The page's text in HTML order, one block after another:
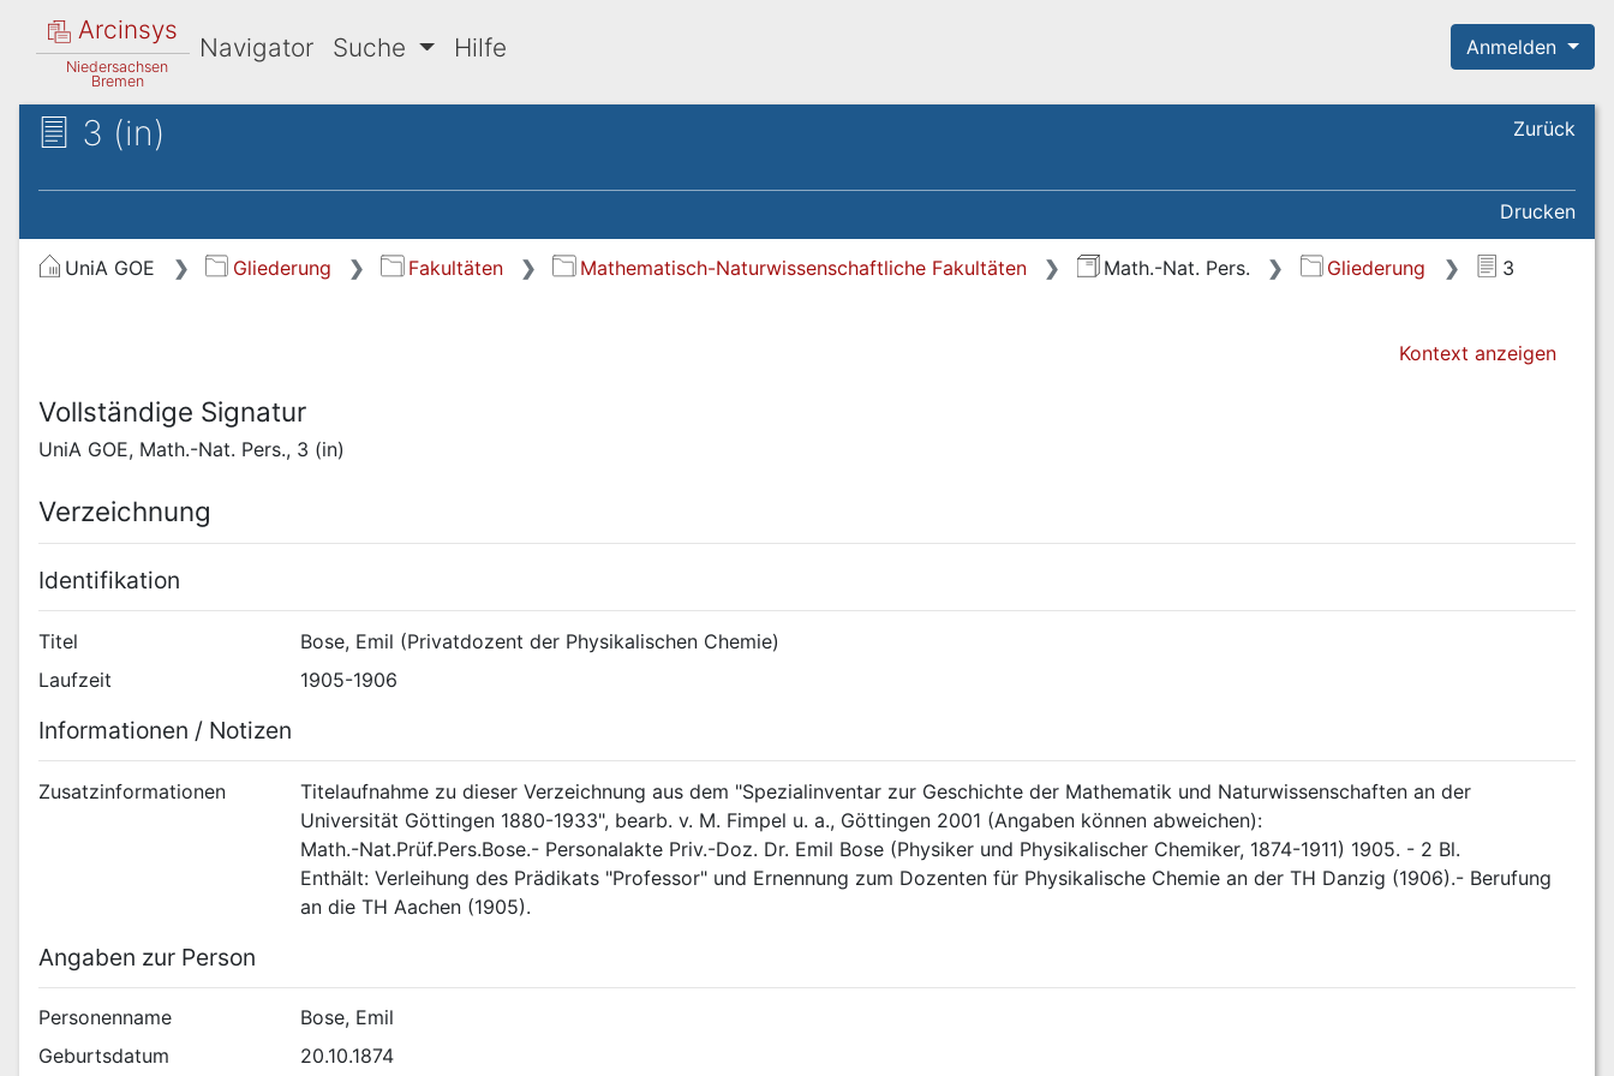
Arcinsys
Niedersachsen
Bremen
Navigator Suche Hilfe Anmelden
3 (in) Zurück
Drucken
UniA GOE Gliederung Fakultäten Mathematisch-Naturwissenschaftliche Fakultäten Math.-Nat. Pers. Gliederung 3
Kontext anzeigen
Vollständige Signatur
UniA GOE, Math.-Nat. Pers., 3 (in)
Verzeichnung
Identifikation
Titel
Bose, Emil (Privatdozent der Physikalischen Chemie)
Laufzeit
1905-1906
Informationen / Notizen
Zusatzinformationen
Titelaufnahme zu dieser Verzeichnung aus dem "Spezialinventar zur Geschichte der Mathematik und Naturwissenschaften an der
Universität Göttingen 1880-1933", bearb. v. M. Fimpel u. a., Göttingen 2001 (Angaben können abweichen):
Math.-Nat.Prüf.Pers.Bose.- Personalakte Priv.-Doz. Dr. Emil Bose (Physiker und Physikalischer Chemiker, 1874-1911) 1905. - 2 Bl.
Enthält: Verleihung des Prädikats "Professor" und Ernennung zum Dozenten für Physikalische Chemie an der TH Danzig (1906).- Berufung
an die TH Aachen (1905).
Angaben zur Person
Personenname
Bose, Emil
Geburtsdatum
20.10.1874